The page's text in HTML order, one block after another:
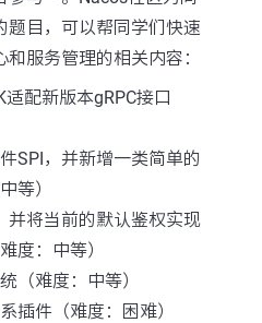
题目，可以帮同学们快速
服务管理的相关内容：
配新版本gRPC接口
SPI，并新增一类简单的
等）
并将当前的默认鉴权实现
度：中等）
（难度：中等）
插件（难度：困难）